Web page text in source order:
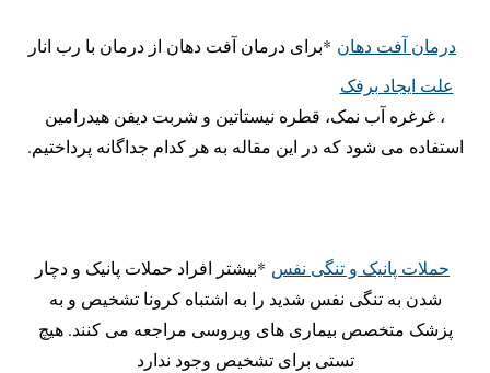
درمان آفت دهان
علت ایجاد برفک
*برای درمان آفت دهان از درمان با رب انار
، غرغره آب نمک، قطره نیستاتین و شربت دیفن هیدرامین
استفاده می شود که در این مقاله به هر کدام جداگانه پرداختیم.
حملات پانیک و تنگی نفس *️بیشتر افراد حملات پانیک و دچار
شدن به تنگی نفس شدید را به اشتباه کرونا تشخیص و به
پزشک متخصص بیماری های ویروسی مراجعه می کنند. هیچ
تستی برای تشخیص وجود ندارد